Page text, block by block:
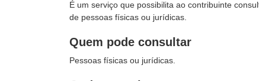
É um serviço que possibilita ao contribuinte
de pessoas físicas ou jurídicas.
Quem pode consultar
Pessoas físicas ou jurídicas.